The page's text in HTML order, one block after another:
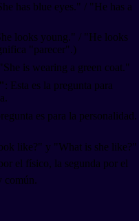
has blue eyes." / "He has a
looks young." / "He looks
"parecer".)
is wearing a green coat."
: Esta es la pregunta para
es para la personalidad.
like?" y "What is she like?"
el físico, la segunda por el
común.